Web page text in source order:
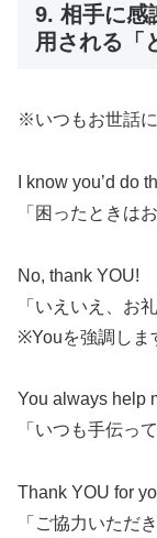
9. 相手に感
用される「
※いつもお世話
I know you’d do
「困ったときは
No, thank YOU!
「いえいえ、お
※Youを強調しま
You always help
「いつも手伝っ
Thank YOU for
「ご協力いただ